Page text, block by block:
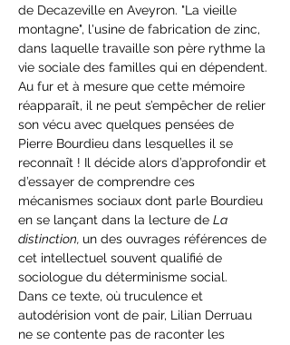
de Decazeville en Aveyron. "La vieille
montagne", l'usine de fabrication de zinc,
dans laquelle travaille son père rythme la
vie sociale des familles qui en dépendent.
Au fur et à mesure que cette mémoire
réapparaît, il ne peut s’empêcher de relier
son vécu avec quelques pensées de
Pierre Bourdieu dans lesquelles il se
reconnaît ! Il décide alors d’approfondir et
d’essayer de comprendre ces
mécanismes sociaux dont parle Bourdieu
en se lançant dans la lecture de La
distinction, un des ouvrages références de
cet intellectuel souvent qualifié de
sociologue du déterminisme social.
Dans ce texte, où truculence et
autodérision vont de pair, Lilian Derruau
ne se contente pas de raconter les